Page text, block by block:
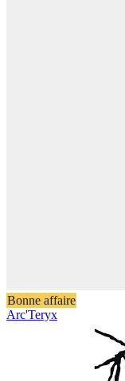
Bonne affaire
Arc'Teryx